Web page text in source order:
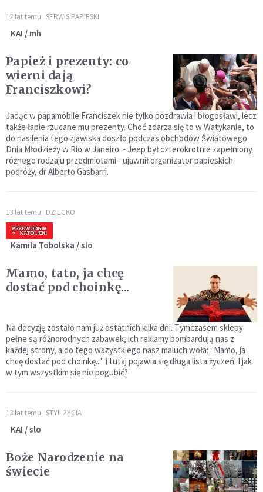
12 lat temu SERWIS PAPIESKI
KAI / mh
Papież i prezenty: co
wierni dają
Franciszkowi?
Jadąc w papamobile Franciszek nie tylko pozdrawia i błogosławi, lecz
także łapie rzucane mu prezenty. Choć zdarza się to w Watykanie, to
do nasilenia tego zjawiska doszło podczas obchodów Światowego
Dnia Młodzieży w Rio w Janeiro. - Jeep był czterokrotnie zapełniony
różnego rodzaju przedmiotami - ujawnił organizator papieskich
podróży, dr Alberto Gasbarri.
13 lat temu DZIECKO
Kamila Tobolska / slo
Mamo, tato, ja chcę
dostać pod choinkę...
Na decyzję zostało nam już ostatnich kilka dni. Tymczasem sklepy
pełne są różnorodnych zabawek, ich reklamy bombardują nas z
każdej strony, a do tego wszystkiego nasz maluch woła: "Mamo, ja
chcę dostać pod choinkę..." i tutaj pojawia się długa lista życzeń. I jak
w tym wszystkim się nie pogubić?
13 lat temu STYL ŻYCIA
KAI / slo
Boże Narodzenie na
świecie